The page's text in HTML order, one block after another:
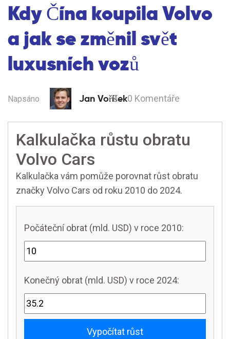
Kdy Čína koupila Volvo
a jak se změnil svět
luxusních vozů
Napsáno Jan Voříšek0 Komentáře
Kalkulačka růstu obratu
Volvo Cars
Kalkulačka vám pomůže porovnat růst obratu
značky Volvo Cars od roku 2010 do 2024.
Počáteční obrat (mld. USD) v roce 2010:
Konečný obrat (mld. USD) v roce 2024:
Vypočítat růst